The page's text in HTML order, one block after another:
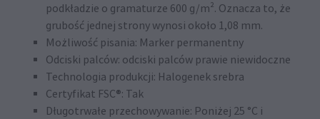
podkładzie o gramaturze 600 g/m². Oznacza to, że
grubość jednej strony wynosi około 1,08 mm.
Możliwość pisania: Marker permanentny
Odciski palców: odciski palców prawie niewidoczne
Technologia produkcji: Halogenek srebra
Certyfikat FSC®: Tak
Długotrwałe przechowywanie: Poniżej 25 °C i